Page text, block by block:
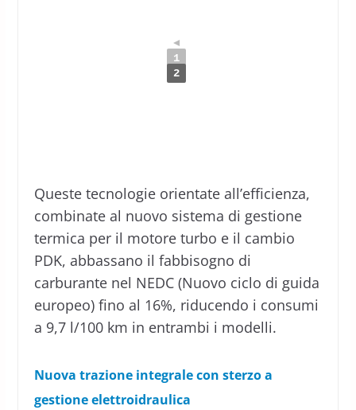
◄
1
2
Queste tecnologie orientate all’efficienza,
combinate al nuovo sistema di gestione
termica per il motore turbo e il cambio
PDK, abbassano il fabbisogno di
carburante nel NEDC (Nuovo ciclo di guida
europeo) fino al 16%, riducendo i consumi
a 9,7 l/100 km in entrambi i modelli.
Nuova trazione integrale con sterzo a
gestione elettroidraulica